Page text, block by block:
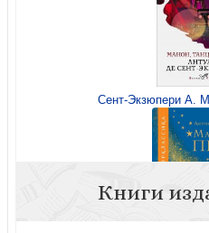
Сент-Экзюпери А.
Книги